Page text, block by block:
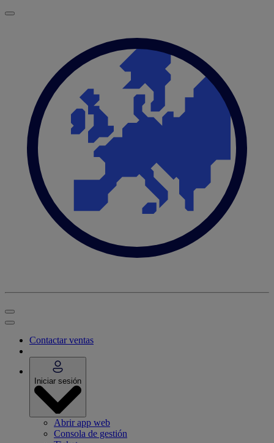
Contactar ventas
Iniciar sesión
Abrir app web
Consola de gestión